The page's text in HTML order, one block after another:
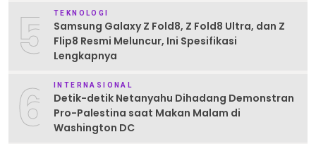
5 TEKNOLOGI
Samsung Galaxy Z Fold8, Z Fold8 Ultra, dan Z
Flip8 Resmi Meluncur, Ini Spesifikasi
Lengkapnya
6 INTERNASIONAL
Detik-detik Netanyahu Dihadang Demonstran
Pro-Palestina saat Makan Malam di
Washington DC